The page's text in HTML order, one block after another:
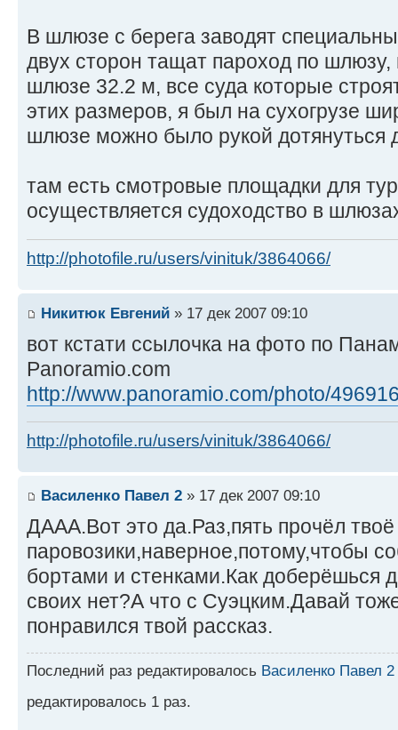
В шлюзе с берега заводят
двух сторон тащат пароход по
шлюзе 32.2 м, все суда которые
этих размеров, я был на сухогрузе
шлюзе можно было рукой дотянуться
там есть смотровые площадки для
осуществляется судоходство в
http://photofile.ru/users/vinituk/3864066/
Никитюк Евгений » 17 дек 2007 09:10
вот кстати ссылочка на фото по
Panoramio.com
http://www.panoramio.com/photo/
http://photofile.ru/users/vinituk/3864066/
Василенко Павел 2 » 17 дек 2007 09:10
ДААА.Вот это да.Раз,пять прочёл
паровозики,наверное,потому,чтобы
бортами и стенками.Как доберёшься
своих нет?А что с Суэцким.Давай
понравился твой рассказ.
Последний раз редактировалось Василенко Павел 2
редактировалось 1 раз.